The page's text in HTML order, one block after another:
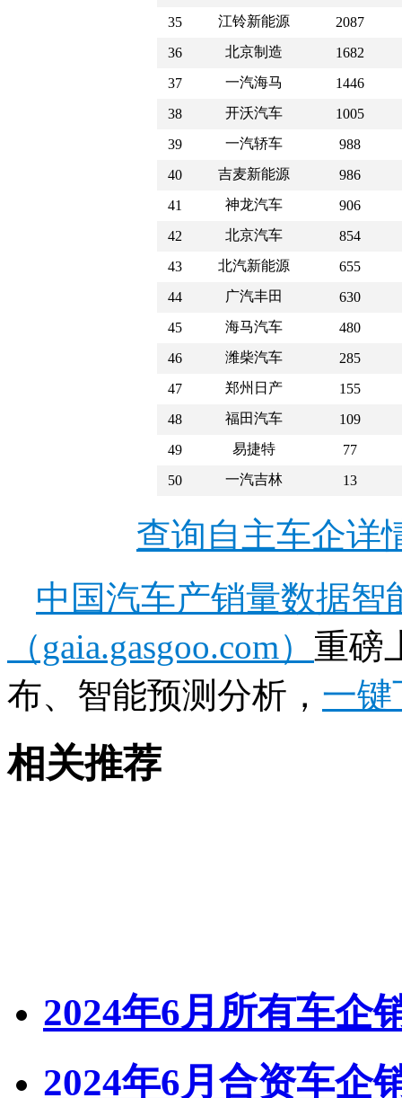
35 江铃新能源
2087
36
北京制造
1682
37
一汽海马
1446
38
开沃汽车
1005
39
一汽轿车
988
40
吉麦新能源
986
41
神龙汽车
906
42
北京汽车
854
43
北汽新能源
655
44
广汽丰田
630
45
海马汽车
480
46
潍柴汽车
285
47
郑州日产
155
48
福田汽车
109
49
易捷特
77
50
一汽吉林 13
查询自主车企详
中国汽车产销量数据
（gaia.gasgoo.com） 重磅
布、智能预测分析， 一键
相关推荐
2024年6月所有车企
2024年6月合资车企